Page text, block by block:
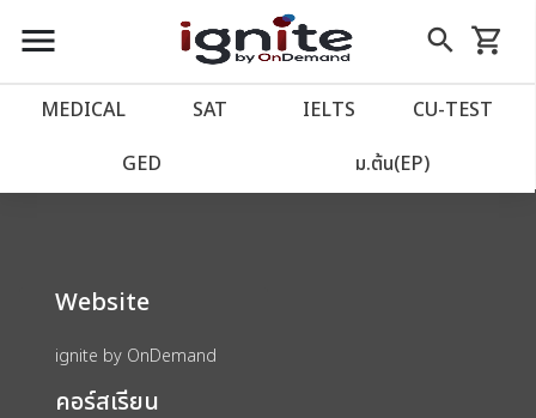
close
account_balance หน้าแรก
เว็บไซต์อิกไนท์
import_contacts วางแผนการเรียน
account_circle เข้าสู่ระบบ
menu search
Skip
to
shopping_cart
รถเข็น
MEDICAL SAT IELTS CU‑TEST
GED ม.ต้น(EP)
We could not find anything for 80002021
Website
ignite by OnDemand
คอร์สเรียน